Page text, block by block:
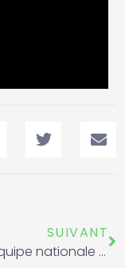
SUIVANT
Témoignage du joueur de l’équipe nationale du Maroc de futsal à l’occasion de la journée Franc jeu.